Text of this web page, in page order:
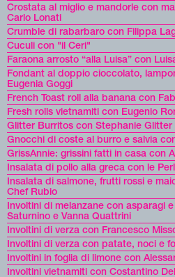
Crostata al miglio e mandorle con
Carlo Lonati
Crumble di rabarbaro con Filippa
Cuculi con "il Ceri"
Faraona arrosto “alla Luisa” con
Fondant al doppio cioccolato,
Eugenia Goggi
French Toast roll alla banana con
Fresh rolls vietnamiti con Eugenio
Glitter Burritos con Stephanie Glitter
Gnocchi di coste al burro e salvia
GrissAnnie: grissini fatti in casa con
Insalata di pollo alla greca con le
Insalata di salmone, frutti rossi e
Chef Rubio
Involtini di melanzane con asparagi
Saturnino e Vanna Quattrini
Involtini di verza con Francesco
Involtini di verza con patate, noci e
Involtini in foglia di limone con
Involtini vietnamiti con Costantino